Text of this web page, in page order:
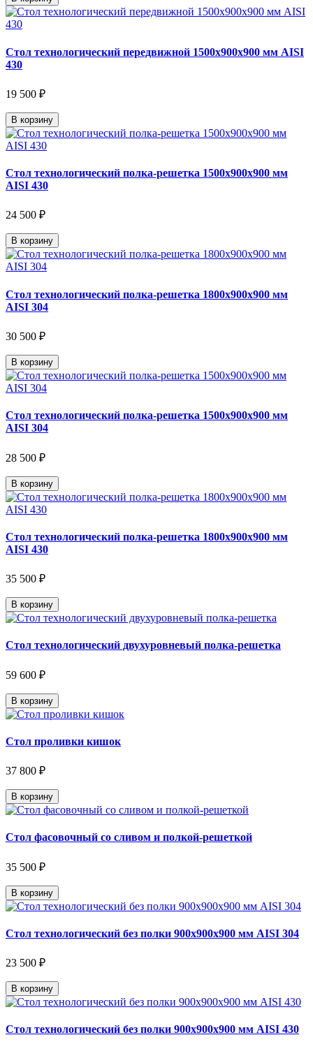
Стол технологический передвижной 1500х900х900 мм AISI
430
19 500 ₽
В корзину
Стол технологический полка-решетка 1500х900х900 мм
AISI 430
24 500 ₽
В корзину
Стол технологический полка-решетка 1800х900х900 мм
AISI 304
30 500 ₽
В корзину
Стол технологический полка-решетка 1500х900х900 мм
AISI 304
28 500 ₽
В корзину
Стол технологический полка-решетка 1800х900х900 мм
AISI 430
35 500 ₽
В корзину
Стол технологический двухуровневый полка-решетка
59 600 ₽
В корзину
Стол проливки кишок
37 800 ₽
В корзину
Стол фасовочный со сливом и полкой-решеткой
35 500 ₽
В корзину
Стол технологический без полки 900х900х900 мм AISI 304
23 500 ₽
В корзину
Стол технологический без полки 900х900х900 мм AISI 430